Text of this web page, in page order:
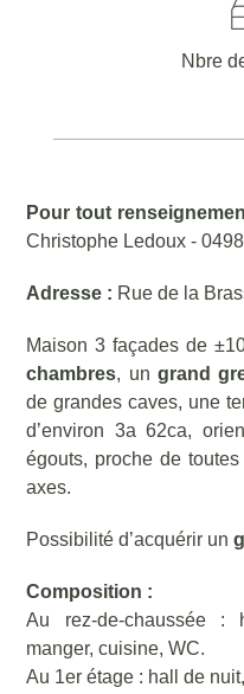
Nbre
Pour tout
Christophe Ledoux -
Adresse : Rue de la
Maison 3 façades de
chambres, un grand
de grandes caves, une
d’environ 3a 62ca,
égouts, proche de
axes.
Possibilité d’acquérir un
Composition :
Au rez-de-chaussée :
manger, cuisine, WC.
Au 1er étage : hall de